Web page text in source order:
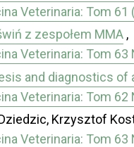
Veterinaria: Tom 61
z zespołem MMA ,
Veterinaria: Tom 63
and diagnostics of
Veterinaria: Tom 62
Krzysztof
Veterinaria: Tom 63